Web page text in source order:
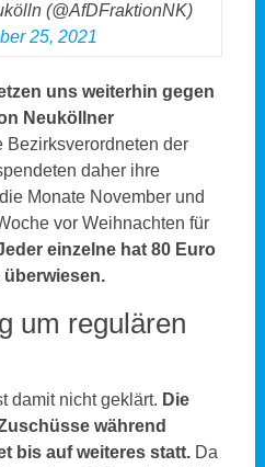
(@AfDFraktionNK)
25, 2021
uns weiterhin gegen
Neuköllner
Bezirksverordneten der
daher ihre
Monate November und
vor Weihnachten für
einzelne hat 80 Euro
um regulären
damit nicht geklärt. Die
während
bis auf weiteres statt. Da